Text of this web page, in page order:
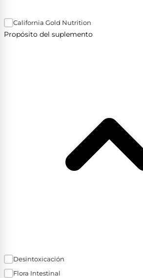
California Gold Nutrition
Propósito del suplemento
Desintoxicación
Flora Intestinal